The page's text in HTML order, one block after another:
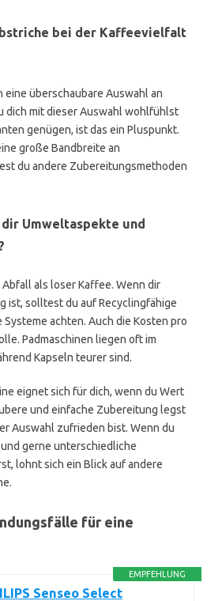
bei der Kaffeevielfalt
eine überschaubare Auswahl an
dich mit dieser Auswahl wohlfühlst
genügen, ist das ein Pluspunkt.
große Bandbreite an
du andere Zubereitungsmethoden
Umweltaspekte und
als loser Kaffee. Wenn dir
ist, solltest du auf Recyclingfähige
achten. Auch die Kosten pro
Padmaschinen liegen oft im
Kapseln teurer sind.
eignet sich für dich, wenn du Wert
und einfache Zubereitung legst
Auswahl zufrieden bist. Wenn du
gerne unterschiedliche
lohnt sich ein Blick auf andere
für eine
EMPFEHLUNG
Senseo Select